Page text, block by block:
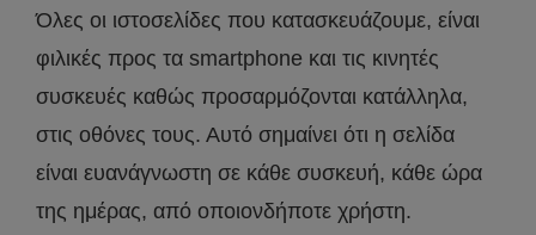
Όλες οι ιστοσελίδες που κατασκευάζουμε, είναι
φιλικές προς τα smartphone και τις κινητές
συσκευές καθώς προσαρμόζονται κατάλληλα,
στις οθόνες τους. Αυτό σημαίνει ότι η σελίδα
είναι ευανάγνωστη σε κάθε συσκευή, κάθε ώρα
της ημέρας, από οποιονδήποτε χρήστη.